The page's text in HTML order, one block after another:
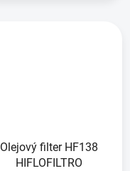
Olejový filter HF138
HIFLOFILTRO